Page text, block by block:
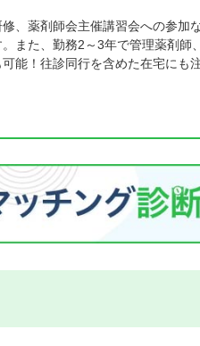
、薬剤師会主催講習会への参加
また、勤務2～3年で管理薬剤師
能！往診同行を含めた在宅にも